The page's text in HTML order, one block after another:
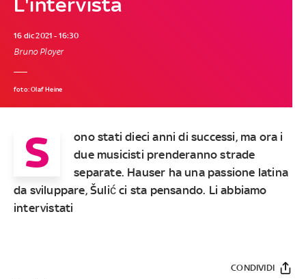
16 dic 2021 - 16:30
Bruno Ployer
foto: Olaf Heine
S
ono stati dieci anni di successi, ma ora i
due musicisti prenderanno strade
separate. Hauser ha una passione latina
da sviluppare, Šulić ci sta pensando. Li abbiamo
intervistati
CONDIVIDI